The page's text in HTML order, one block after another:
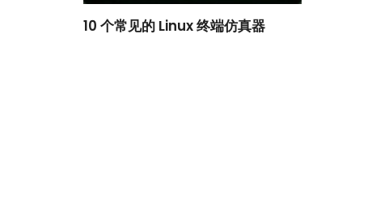
10 个常见的 Linux 终端仿真器